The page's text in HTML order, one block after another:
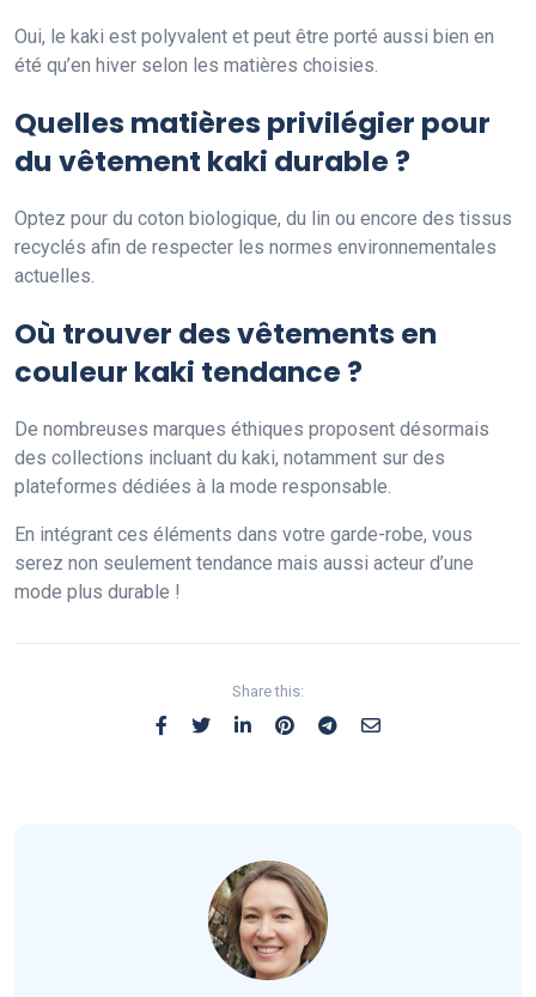
Oui, le kaki est polyvalent et peut être porté aussi bien en
été qu’en hiver selon les matières choisies.
Quelles matières privilégier pour
du vêtement kaki durable ?
Optez pour du coton biologique, du lin ou encore des tissus
recyclés afin de respecter les normes environnementales
actuelles.
Où trouver des vêtements en
couleur kaki tendance ?
De nombreuses marques éthiques proposent désormais
des collections incluant du kaki, notamment sur des
plateformes dédiées à la mode responsable.
En intégrant ces éléments dans votre garde-robe, vous
serez non seulement tendance mais aussi acteur d’une
mode plus durable !
Share this: